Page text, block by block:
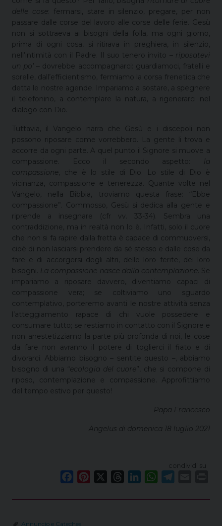
delle cose: fermarsi, stare in silenzio, pregare, per non
passare dalle corse del lavoro alle corse delle ferie. Gesù
non si sottraeva ai bisogni della folla, ma ogni giorno,
prima di ogni cosa, si ritirava in preghiera, in silenzio,
nell’intimità con il Padre. Il suo tenero invito – riposatevi
un po’ – dovrebbe accompagnarci: guardiamoci, fratelli e
sorelle, dall’efficientismo, fermiamo la corsa frenetica che
detta le nostre agende. Impariamo a sostare, a spegnere
il telefonino, a contemplare la natura, a rigenerarci nel
dialogo con Dio.
Tuttavia, il Vangelo narra che Gesù e i discepoli non
possono riposare come vorrebbero. La gente li trova e
accorre da ogni parte. A quel punto il Signore si muove a
compassione. Ecco il secondo aspetto: la
compassione,
che è lo stile di Dio. Lo stile di Dio è
vicinanza, compassione e tenerezza. Quante volte nel
Vangelo, nella Bibbia, troviamo questa frase: “Ebbe
compassione”. Commosso, Gesù si dedica alla gente e
riprende a insegnare (cfr vv. 33-34). Sembra una
contraddizione, ma in realtà non lo è. Infatti, solo il cuore
che non si fa rapire dalla fretta è capace di commuoversi,
cioè di non lasciarsi prendere da sé stesso e dalle cose da
fare e di accorgersi degli altri, delle loro ferite, dei loro
bisogni. La compassione nasce dalla contemplazione. Se
impariamo a riposare davvero, diventiamo capaci di
compassione vera; se coltiviamo uno sguardo
contemplativo, porteremo avanti le nostre attività senza
l’atteggiamento rapace di chi vuole possedere e
consumare tutto; se restiamo in contatto con il Signore e
non anestetizziamo la parte più profonda di noi, le cose
da fare non avranno il potere di toglierci il fiato e di
divorarci. Abbiamo bisogno – sentite questo –, abbiamo
bisogno di una “ecologia del cuore ”, che si compone di
riposo, contemplazione e compassione. Approfittiamo
del tempo estivo per questo!
Papa Francesco
Angelus di domenica 18 luglio 2021
condividi su
c
n
r
n
W
a
l
a
i
Annuncio e Catechesi